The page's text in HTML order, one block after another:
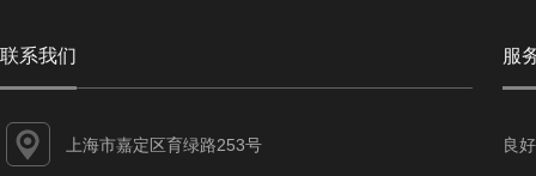
联系我们
上海市嘉定区育绿路253号
服
良